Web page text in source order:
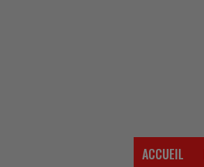
ACCUEIL